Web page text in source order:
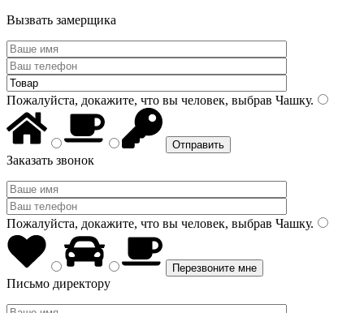
Вызвать замерщика
Пожалуйста, докажите, что вы человек, выбрав Чашку.
Заказать звонок
Пожалуйста, докажите, что вы человек, выбрав Чашку.
Письмо директору